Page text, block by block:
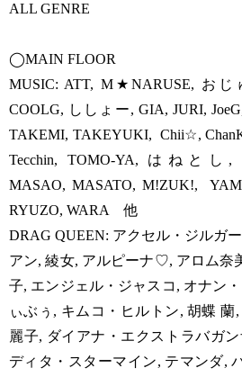
ALL GENRE
◯MAIN FLOOR
MUSIC: ATT, M★NARUSE, おじ
COOLG, ししょー, GIA, JURI,
TAKEMI, TAKEYUKI, Chii☆,
Tecchin, TOMO-YA, はねとし,
MASAO, MASATO, M!ZUK!,
RYUZO, WARA 他
DRAG QUEEN: アクセル・ジルガ
アン, 綾女, アルピーナ♡, アロム奈
子, エンジェル・ジャスコ, オナン
ぃぶぅ, キムコ・ヒルトン, 胡蝶
麗子, ダイアナ・エクストラバガン
ディタ・スターマイン, テマンダ,